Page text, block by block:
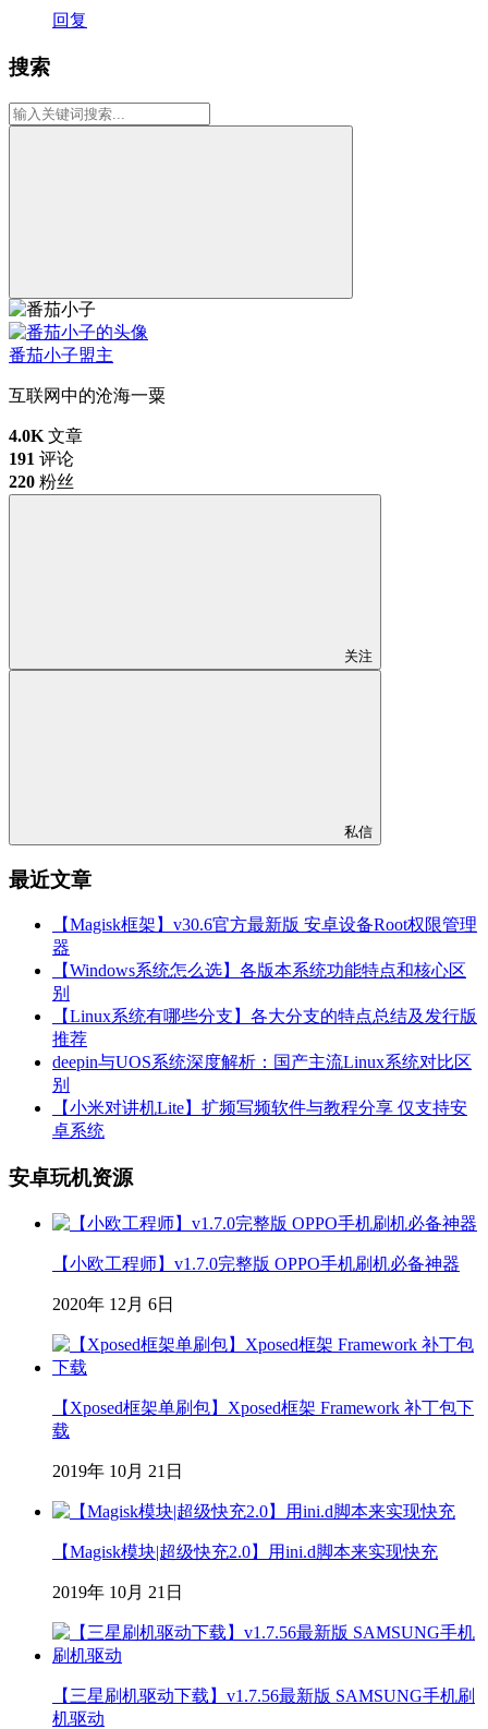
回复
搜索
番茄小子盟主
互联网中的沧海一粟
4.0K 文章
191 评论
220 粉丝
关注
私信
最近文章
【Magisk框架】v30.6官方最新版 安卓设备Root权限管理
器
【Windows系统怎么选】各版本系统功能特点和核心区
别
【Linux系统有哪些分支】各大分支的特点总结及发行版
推荐
deepin与UOS系统深度解析：国产主流Linux系统对比区
别
【小米对讲机Lite】扩频写频软件与教程分享 仅支持安
卓系统
安卓玩机资源
【小欧工程师】v1.7.0完整版 OPPO手机刷机必备神器
2020年 12月 6日
【Xposed框架单刷包】Xposed框架 Framework 补丁包下
载
2019年 10月 21日
【Magisk模块|超级快充2.0】用ini.d脚本来实现快充
2019年 10月 21日
【三星刷机驱动下载】v1.7.56最新版 SAMSUNG手机刷
机驱动